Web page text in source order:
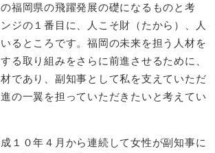
福岡県の飛躍発展の礎になるものと考
ジの１番目に、人こそ財（たから）、人
るところです。福岡の未来を担う人材を
る取り組みをさらに前進させるために、
であり、副知事として私を支えていただ
の一翼を担っていただきたいと考えてい
１０年４月から連続して女性が副知事に